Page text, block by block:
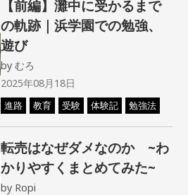
【前編】灘中に受かるまで
の軌跡｜浜学園での勉強、
遊び
byむろ
2025年08月18日
進路 教育 受験 体験記 勉強法
転売はなぜダメなのか ~わ
かりやすくまとめてみた~
by Ropi